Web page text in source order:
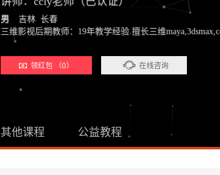
男
吉林 长春
三维影视后期教师：19年教学经验.擅长三维
领红包 （0） 在线咨询
其他课程 公益教程